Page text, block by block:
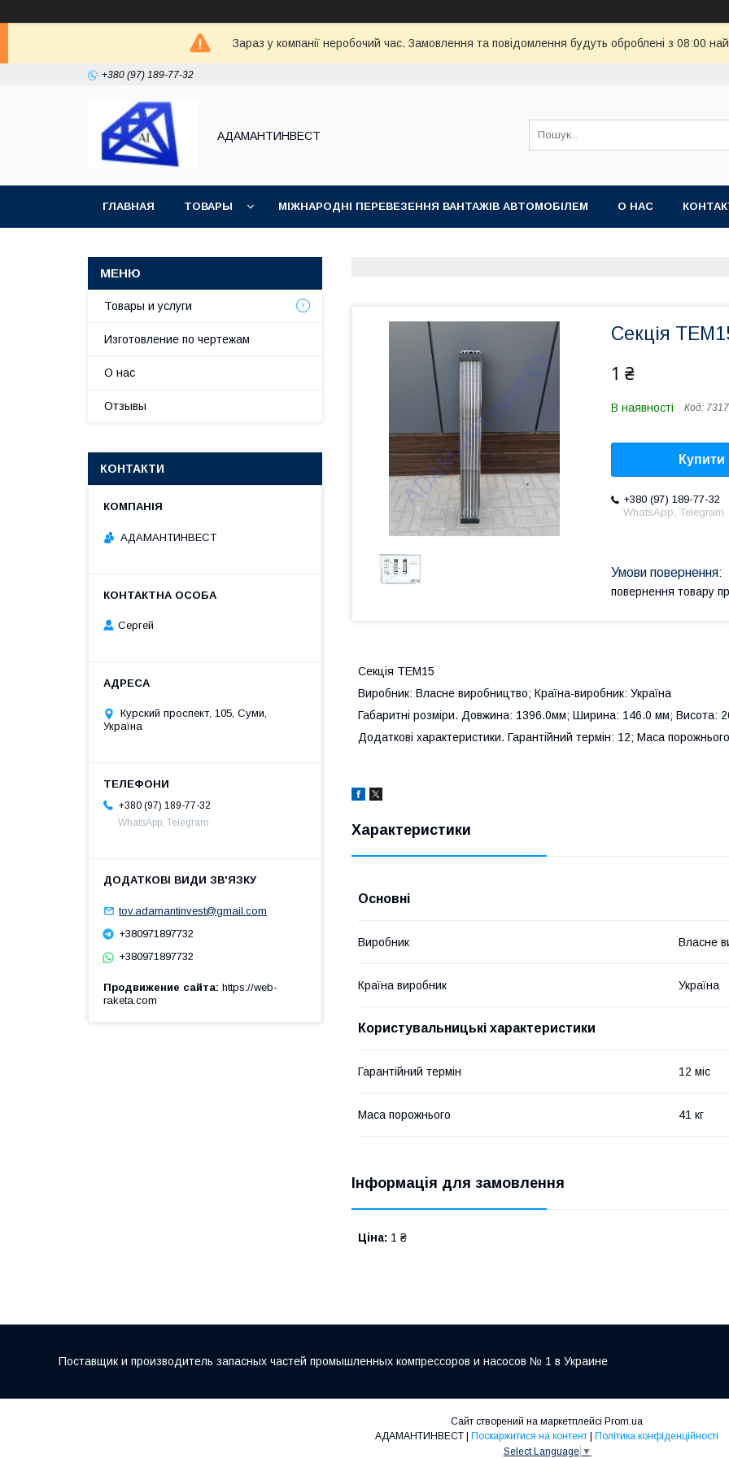
Зараз у компанії неробочий час. Замовлення та повідомлення будуть оброблені з 08:00
+380 (97) 189-77-32
АДАМАНТИНВЕСТ
ГЛАВНАЯ ТОВАРЫ МІЖНАРОДНІ ПЕРЕВЕЗЕННЯ ВАНТАЖІВ АВТОМОБІЛЕМ О НАС
Секція
1 ₴
В наявності Код:
Купити
+380 (97) 189-77-32
WhatsApp, Telegram
повернення товару
Секція ТЕМ15
Виробник: Власне виробництво; Країна-виробник: Україна
Габаритні розміри. Довжина: 1396.0мм; Ширина: 146.0 мм; Висота:
Додаткові характеристики. Гарантійний термін: 12; Маса
Характеристики
Основні
Виробник Власне
Країна виробник Україна
Користувальницькі характеристики
Гарантійний термін 12 міс
Маса порожнього 41 кг
Інформація для замовлення
Ціна: 1 ₴
Товары и услуги
Изготовление по чертежам
О нас
Отзывы
КОНТАКТИ
АДАМАНТИНВЕСТ
Сергей
Курский проспект, 105, Суми,
Україна
+380 (97) 189-77-32
WhatsApp, Telegram
tov.adamantinvest@gmail.com
+380971897732
+380971897732
Продвижение сайта https://web-
raketa.com
Поставщик и производитель запасных частей промышленных компрессоров и насосов № 1 в Украине
Сайт створений на маркетплейсі Prom.ua
АДАМАНТИНВЕСТ | Поскаржитися на контент | Політика конфіденційності
Select Language ▼